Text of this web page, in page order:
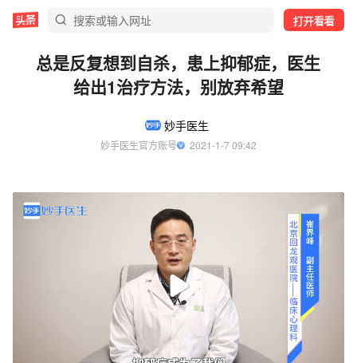
打开看看
总是反复想到自杀，患上抑郁症，医生
给出1治疗方法，别放弃希望
妙手医生
妙手医生官方账号
  2021-1-7 09:42